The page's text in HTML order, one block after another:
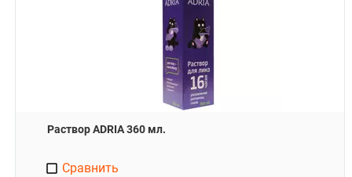
Раствор ADRIA 360 мл.
Сравнить